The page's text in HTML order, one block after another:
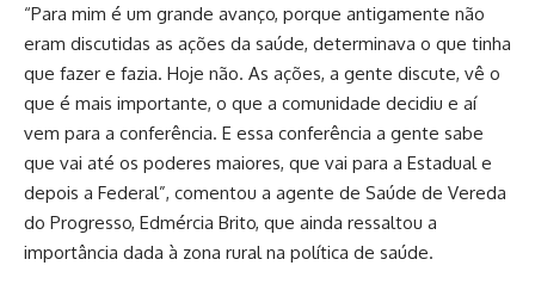
“Para mim é um grande avanço, porque antigamente não
eram discutidas as ações da saúde, determinava o que tinha
que fazer e fazia. Hoje não. As ações, a gente discute, vê o
que é mais importante, o que a comunidade decidiu e aí
vem para a conferência. E essa conferência a gente sabe
que vai até os poderes maiores, que vai para a Estadual e
depois a Federal”, comentou a agente de Saúde de Vereda
do Progresso, Edmércia Brito, que ainda ressaltou a
importância dada à zona rural na política de saúde.